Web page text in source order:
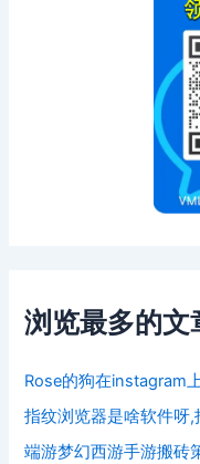
浏览最多的文
Rose的狗在instagram
指纹浏览器是啥软件呀
端游梦幻西游手游搬砖